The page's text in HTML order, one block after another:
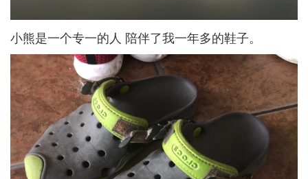
小熊是一个专一的人 陪伴了我一年多的鞋子。